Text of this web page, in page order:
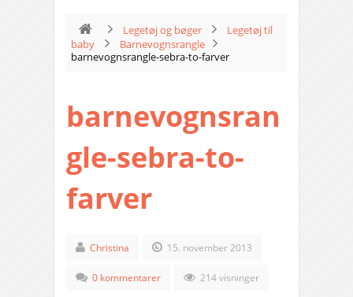
Legetøj og bøger
Legetøj til
baby
Barnevognsrangle
barnevognsrangle-sebra-to-farver
barnevognsran
gle-sebra-to-
farver
Christina 15. november 2013
0 kommentarer 214 visninger